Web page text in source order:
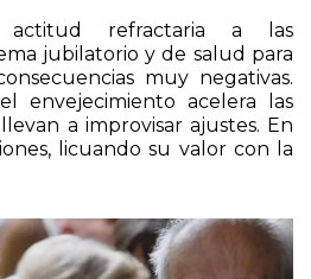
refractaria a las
jubilatorio y de salud para
muy negativas.
envejecimiento acelera las
a improvisar ajustes. En
licuando su valor con la